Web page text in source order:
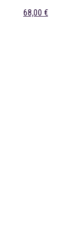
68,00 €